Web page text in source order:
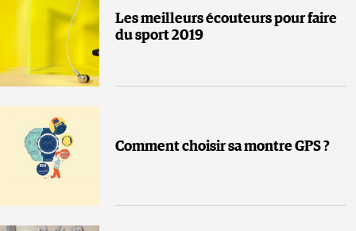
Les meilleurs écouteurs pour faire
du sport 2019
Comment choisir sa montre GPS ?